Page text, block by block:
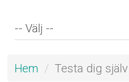
Hem Testa dig själv